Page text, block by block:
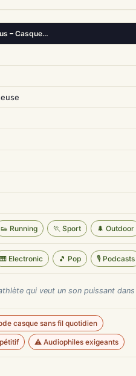
– Casque…
👟 Running 🏃 Sport 🌲 Outdoor
🎹 Electronic 🎵 Pop 🎙️ Podcasts
qui veut un son puissant dans
casque sans fil quotidien
⚠️ Audiophiles exigeants